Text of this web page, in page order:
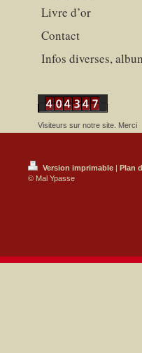
Livre d’or
Contact
Infos diverses,
Visiteurs sur notre site. Merci
Version imprimable | Plan
© Mal Ypasse